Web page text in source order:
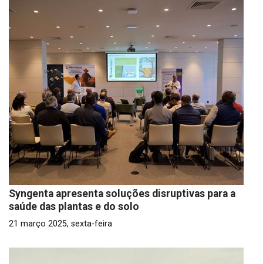
Syngenta apresenta soluções disruptivas para a
saúde das plantas e do solo
21 março 2025, sexta-feira